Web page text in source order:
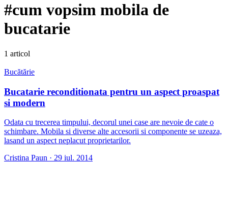
#cum vopsim mobila de
bucatarie
1 articol
Bucătărie
Bucatarie reconditionata pentru un aspect proaspat
si modern
Odata cu trecerea timpului, decorul unei case are nevoie de cate o
schimbare. Mobila si diverse alte accesorii si componente se uzeaza,
lasand un aspect neplacut proprietarilor.
Cristina Paun · 29 iul. 2014